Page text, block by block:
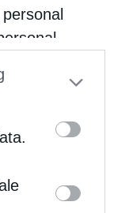
opt-out
the IAB’s list
by us to